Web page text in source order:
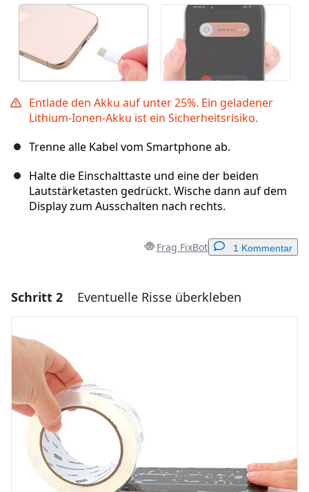
Entlade den Akku auf unter 25%. Ein geladener
Lithium-Ionen-Akku ist ein Sicherheitsrisiko.
Trenne alle Kabel vom Smartphone ab.
Halte die Einschalttaste und eine der beiden
Lautstärketasten gedrückt. Wische dann auf dem
Display zum Ausschalten nach rechts.
Frag FixBot 1 Kommentar
Einen Kommentar hinzufügen
Schritt 2 Eventuelle Risse überkleben